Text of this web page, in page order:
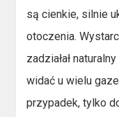
są cienkie, silnie
otoczenia.
zadziałał
widać u wielu
przypadek, tylko